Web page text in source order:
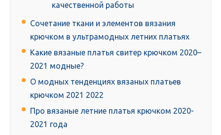
качественной работы
Сочетание ткани и элементов вязания
крючком в ультрамодных летних платьях
Какие вязаные платья свитер крючком 2020–
2021 модные?
О модных тенденциях вязаных платьев
крючком 2021 2022
Про вязаные летние платья крючком 2020-
2021 года